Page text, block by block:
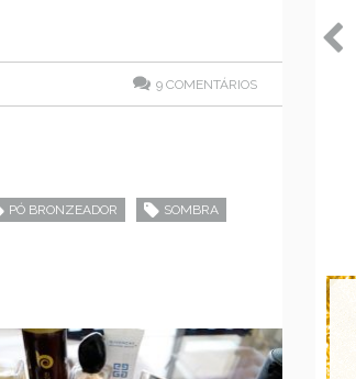
9 COMENTÁRIOS
PÓ BRONZEADOR SOMBRA